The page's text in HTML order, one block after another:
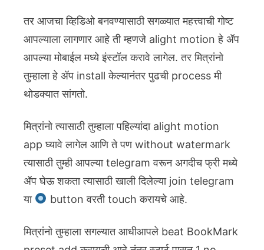
तर आजचा व्हिडिओ बनवण्यासाठी सगळ्यात महत्त्वाची गोष्ट
आपल्याला लागणार आहे ती म्हणजे alight motion हे ॲप
आपल्या मोबाईल मध्ये इंस्टॉल करावे लागेल. तर मित्रांनो
तुम्हाला हे ॲप install केल्यानंतर पुढची process मी
थोडक्यात सांगतो.
मित्रांनो त्यासाठी तुम्हाला पहिल्यांदा alight motion
app घ्यावे लागेल आणि ते पण without watermark
त्यासाठी तुम्ही आपल्या telegram वरून अगदीच फ्री मध्ये
ॲप घेऊ शकता त्यासाठी खाली दिलेल्या join telegram
या
button वरती touch करायचे आहे.
मित्रांनो तुम्हाला सगल्यात आधीआपले beat BookMark